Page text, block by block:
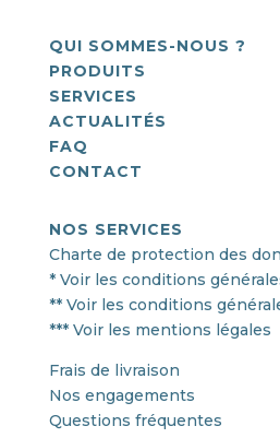
QUI SOMMES-NOUS ?
PRODUITS
SERVICES
ACTUALITÉS
FAQ
CONTACT
NOS SERVICES
Charte de protection des
* Voir les conditions
** Voir les conditions
*** Voir les mentions légales
Frais de livraison
Nos engagements
Questions fréquentes